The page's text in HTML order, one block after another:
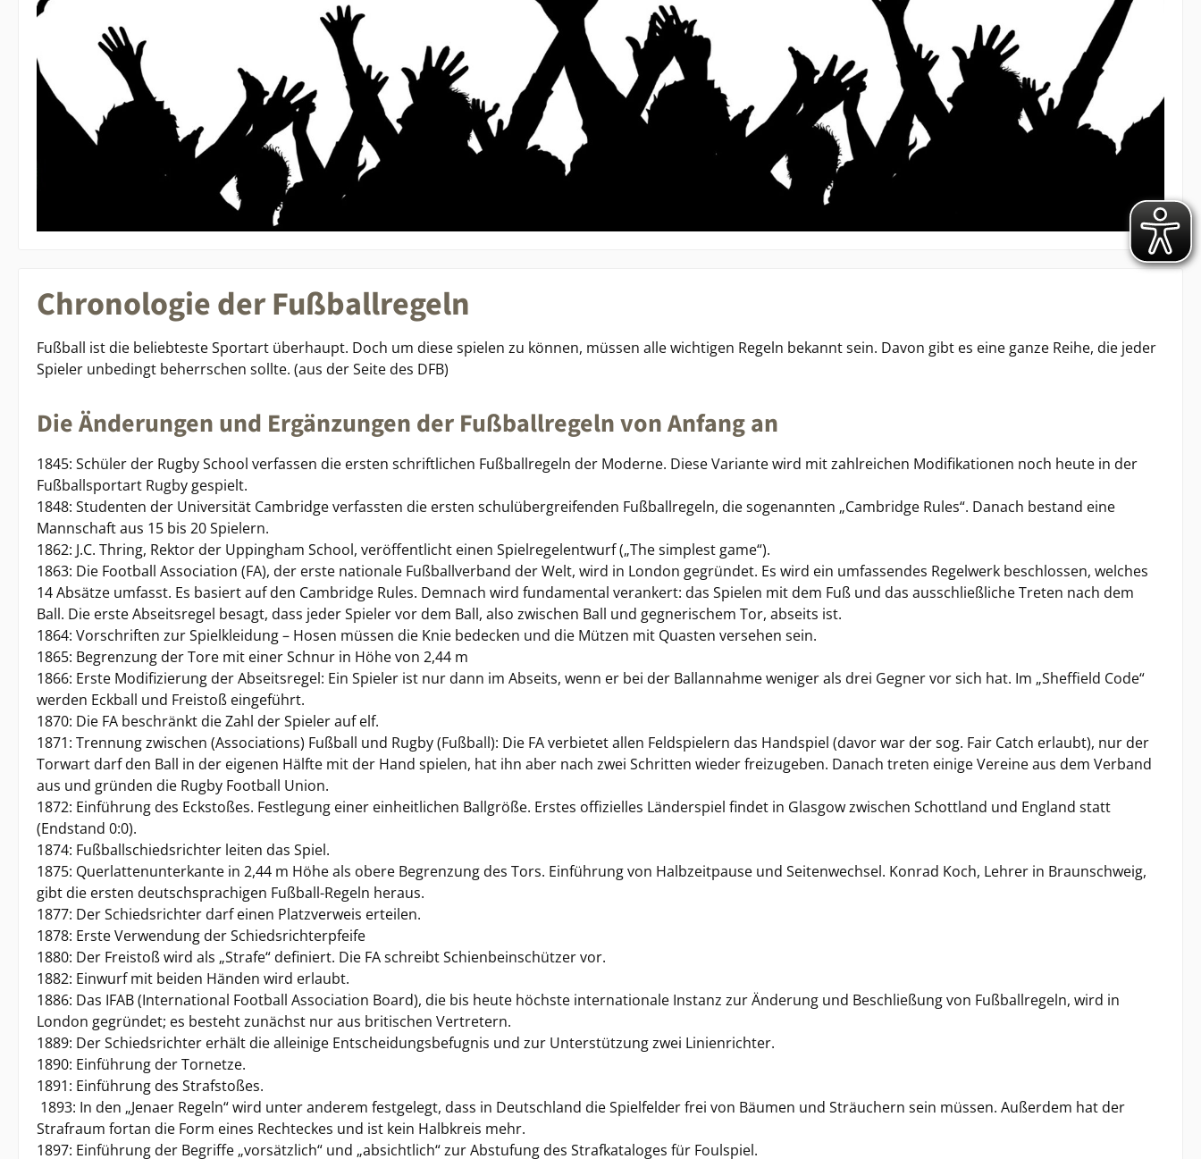
Chronologie der Fußballregeln
Fußball ist die beliebteste Sportart überhaupt. Doch um diese spielen zu können, müssen alle wichtigen Regeln bekannt sein. Davon gibt es eine ganze Reihe, die jeder
Spieler unbedingt beherrschen sollte. (aus der Seite des DFB)
Die Änderungen und Ergänzungen der Fußballregeln von Anfang an
1845: Schüler der Rugby School verfassen die ersten schriftlichen Fußballregeln der Moderne. Diese Variante wird mit zahlreichen Modifikationen noch heute in der
Fußballsportart Rugby gespielt.
1848: Studenten der Universität Cambridge verfassten die ersten schulübergreifenden Fußballregeln, die sogenannten „Cambridge Rules“. Danach bestand eine
Mannschaft aus 15 bis 20 Spielern.
1862: J.C. Thring, Rektor der Uppingham School, veröffentlicht einen Spielregelentwurf („The simplest game“).
1863: Die Football Association (FA), der erste nationale Fußballverband der Welt, wird in London gegründet. Es wird ein umfassendes Regelwerk beschlossen, welches
14 Absätze umfasst. Es basiert auf den Cambridge Rules. Demnach wird fundamental verankert: das Spielen mit dem Fuß und das ausschließliche Treten nach dem
Ball. Die erste Abseitsregel besagt, dass jeder Spieler vor dem Ball, also zwischen Ball und gegnerischem Tor, abseits ist.
1864: Vorschriften zur Spielkleidung – Hosen müssen die Knie bedecken und die Mützen mit Quasten versehen sein.
1865: Begrenzung der Tore mit einer Schnur in Höhe von 2,44 m
1866: Erste Modifizierung der Abseitsregel: Ein Spieler ist nur dann im Abseits, wenn er bei der Ballannahme weniger als drei Gegner vor sich hat. Im „Sheffield Code“
werden Eckball und Freistoß eingeführt.
1870: Die FA beschränkt die Zahl der Spieler auf elf.
1871: Trennung zwischen (Associations) Fußball und Rugby (Fußball): Die FA verbietet allen Feldspielern das Handspiel (davor war der sog. Fair Catch erlaubt), nur der
Torwart darf den Ball in der eigenen Hälfte mit der Hand spielen, hat ihn aber nach zwei Schritten wieder freizugeben. Danach treten einige Vereine aus dem Verband
aus und gründen die Rugby Football Union.
1872: Einführung des Eckstoßes. Festlegung einer einheitlichen Ballgröße. Erstes offizielles Länderspiel findet in Glasgow zwischen Schottland und England statt
(Endstand 0:0).
1874: Fußballschiedsrichter leiten das Spiel.
1875: Querlattenunterkante in 2,44 m Höhe als obere Begrenzung des Tors. Einführung von Halbzeitpause und Seitenwechsel. Konrad Koch, Lehrer in Braunschweig,
gibt die ersten deutschsprachigen Fußball-Regeln heraus.
1877: Der Schiedsrichter darf einen Platzverweis erteilen.
1878: Erste Verwendung der Schiedsrichterpfeife
1880: Der Freistoß wird als „Strafe“ definiert. Die FA schreibt Schienbeinschützer vor.
1882: Einwurf mit beiden Händen wird erlaubt.
1886: Das IFAB (International Football Association Board), die bis heute höchste internationale Instanz zur Änderung und Beschließung von Fußballregeln, wird in
London gegründet; es besteht zunächst nur aus britischen Vertretern.
1889: Der Schiedsrichter erhält die alleinige Entscheidungsbefugnis und zur Unterstützung zwei Linienrichter.
1890: Einführung der Tornetze.
1891: Einführung des Strafstoßes.
1893: In den „Jenaer Regeln“ wird unter anderem festgelegt, dass in Deutschland die Spielfelder frei von Bäumen und Sträuchern sein müssen. Außerdem hat der
Strafraum fortan die Form eines Rechteckes und ist kein Halbkreis mehr.
1897: Einführung der Begriffe „vorsätzlich“ und „absichtlich“ zur Abstufung des Strafkataloges für Foulspiel.